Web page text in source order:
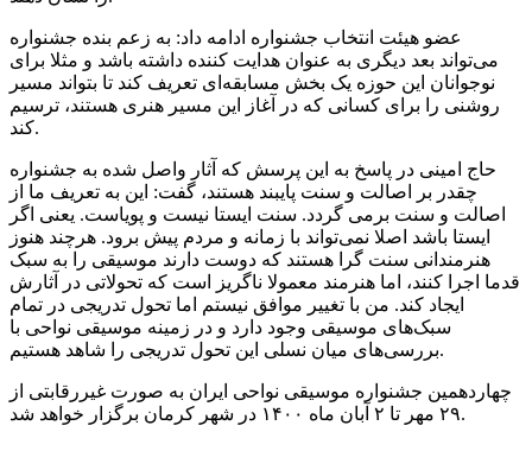
عضو هیئت انتخاب جشنواره ادامه داد: به زعم بنده جشنواره
می‌تواند بعد دیگری به عنوان هدایت کننده داشته باشد و مثلا برای
نوجوانان این حوزه یک بخش مسابقه‌ای تعریف کند تا بتواند مسیر
روشنی را برای کسانی که در آغاز این مسیر هنری هستند، ترسیم
کند.
حاج امینی در پاسخ به این پرسش که آثار واصل شده به جشنواره
چقدر بر اصالت و سنت پایبند هستند، گفت: این به تعریف ما از
اصالت و سنت برمی گردد. سنت ایستا نیست و پویاست. یعنی اگر
ایستا باشد اصلا نمی‌تواند با زمانه و مردم پیش برود. هرچند هنوز
هنرمندانی سنت گرا هستند که دوست دارند موسیقی را به سبک
قدما اجرا کنند، اما هنرمند معمولا ناگریز است که تحولاتی در آثارش
ایجاد کند. من با تغییر موافق نیستم اما تحول تدریجی در تمام
سبک‌های موسیقی وجود دارد و در زمینه موسیقی نواحی با
بررسی‌های میان نسلی این تحول تدریجی را شاهد هستیم.
چهاردهمین جشنواره موسیقی نواحی ایران به صورت غیررقابتی از
۲۹ مهر تا ۲ آبان ماه ۱۴۰۰ در شهر کرمان برگزار خواهد شد.